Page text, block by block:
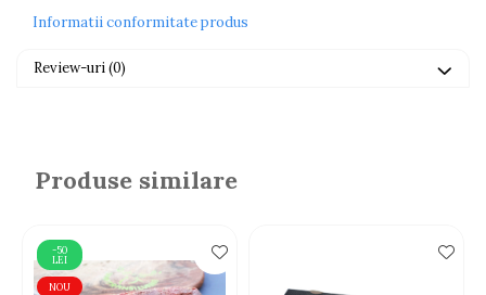
Informatii conformitate produs
Review-uri(0)
Produse similare
-50
LEI
NOU